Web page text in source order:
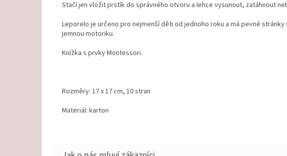
Stačí jen vložit prstík do správného otvoru a lehce vysunout, zatáhnout
Leporelo je určeno pro nejmenší děti od jednoho roku a má pevné
jemnou motoriku.
Knížka s prvky Montessori.
Rozměry: 17 x 17 cm, 10 stran
Materiál: karton